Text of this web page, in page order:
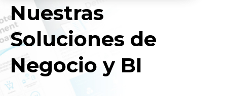
Nuestras
Soluciones de
Negocio y BI